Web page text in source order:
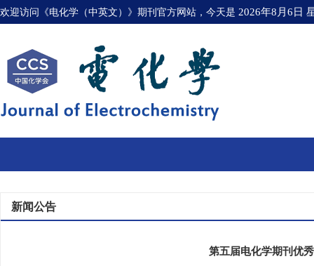
欢迎访问《电化学（中英文）》期刊官方网站，今天是 2026年8月6日
新闻公告
第五届电化学期刊优